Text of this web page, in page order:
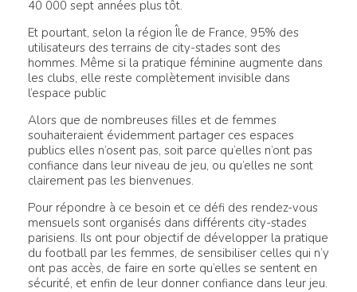
40 000 sept années plus tôt.
Et pourtant, selon la région Île de France, 95% des
utilisateurs des terrains de city-stades sont des
hommes. Même si la pratique féminine augmente dans
les clubs, elle reste complètement invisible dans
l’espace public
Alors que de nombreuses filles et de femmes
souhaiteraient évidemment partager ces espaces
publics elles n’osent pas, soit parce qu’elles n’ont pas
confiance dans leur niveau de jeu, ou qu’elles ne sont
clairement pas les bienvenues.
Pour répondre à ce besoin et ce défi des rendez-vous
mensuels sont organisés dans différents city-stades
parisiens. Ils ont pour objectif de développer la pratique
du football par les femmes, de sensibiliser celles qui n’y
ont pas accès, de faire en sorte qu’elles se sentent en
sécurité, et enfin de leur donner confiance dans leur jeu.